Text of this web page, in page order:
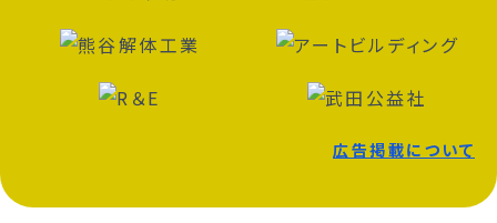
広告掲載について